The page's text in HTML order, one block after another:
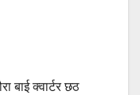
बाई क्वार्टर छठ